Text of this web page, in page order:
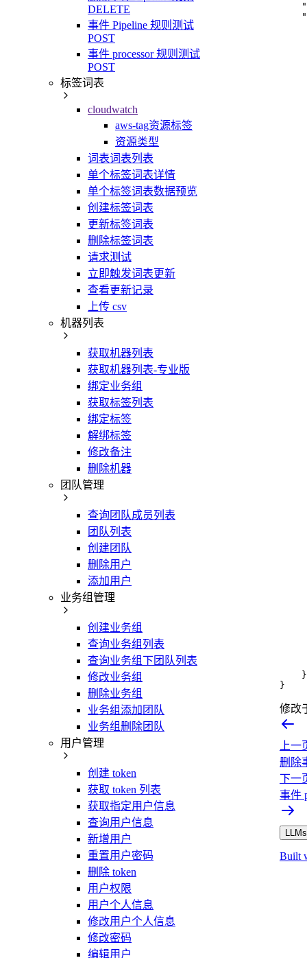
DELETE
事件 Pipeline 规则测试
POST
事件 processor 规则测试
POST
标签词表
cloudwatch
aws-tag资源标签
资源类型
词表词表列表
单个标签词表详情
单个标签词表数据预览
创建标签词表
更新标签词表
删除标签词表
请求测试
立即触发词表更新
查看更新记录
上传 csv
机器列表
获取机器列表
获取机器列表-专业版
绑定业务组
获取标签列表
绑定标签
解绑标签
修改备注
删除机器
团队管理
查询团队成员列表
团队列表
创建团队
删除用户
添加用户
业务组管理
创建业务组
查询业务组列表
查询业务组下团队列表
修改业务组
删除业务组
业务组添加团队
业务组删除团队
用户管理
创建 token
获取 token 列表
获取指定用户信息
查询用户信息
新增用户
重置用户密码
删除 token
用户权限
用户个人信息
修改用户个人信息
修改密码
编辑用户
}
}
修改
上一
删除
下一
事件
Built